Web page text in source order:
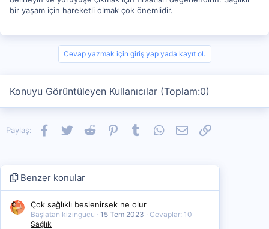
bir yaşam için hareketli olmak çok önemlidir.
Cevap yazmak için giriş yap yada kayıt ol.
Konuyu Görüntüleyen Kullanıcılar (Toplam:0)
Paylaş: Facebook
TwitterReddit PinterestTumblrWhatsApp
E-postaLink
Benzer konular
Çok sağlıklı beslenirsek ne olur
Başlatan kizingucu 15 Tem 2023
Cevaplar: 10
Sağlık